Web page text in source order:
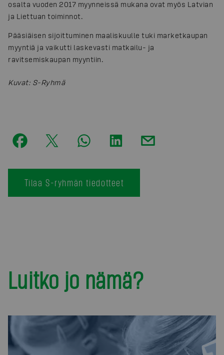
osalta vuoden 2017 myynneissä mukana ovat myös Latvian
ja Liettuan toiminnot.
Pääsiäisen sijoittuminen maaliskuulle tuki marketkaupan
myyntiä ja vaikutti laskevasti matkailu- ja
ravitsemiskaupan myyntiin.
Kuvat: S-Ryhmä
Tilaa S-ryhmän tiedotteet
Luitko jo nämä?